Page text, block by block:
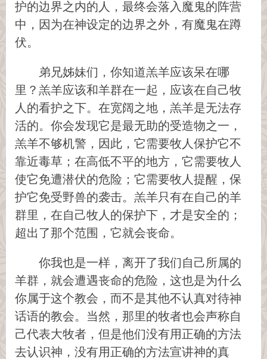
护的边界之内的人，最终会落入魔鬼的阵营
中，因为在神设定的边界之外，有魔鬼在蹲
伏。
弟兄姊妹们，你知道羔羊应该呆在哪
里？羔羊应该和羊群在一起，应该在自己牧
人的看护之下。在宽阔之地，羔羊是无法存
活的。你会发现它是最无助的受造物之一，
羔羊不够机警，因此，它需要牧人保护它不
靠近毒草；在高低不平的地方，它需要牧人
使它免遭潜伏的危险；它需要牧人提醒，保
护它免受野兽的袭击。羔羊只有在自己的羊
群里，在自己牧人的保护下，才是安全的；
超出了那个范围，它就会丧命。
你我也是一样，离开了我们自己所属的
羊群，就会遭遇丧命的危险，这也是为什么
你属于这个教会，而不是其他不认真对待神
话语的教会。当然，那里的牧者也会声称自
己代表大牧者，但是他们没有用正确的方法
去认识神，没有用正确的方法宣讲神的真